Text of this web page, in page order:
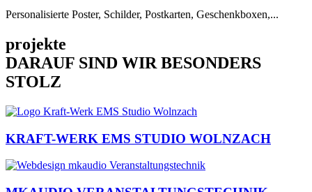
Personalisierte Poster, Schilder, Postkarten, Geschenkboxen,...
projekte
DARAUF SIND WIR BESONDERS
STOLZ
KRAFT-WERK EMS STUDIO WOLNZACH